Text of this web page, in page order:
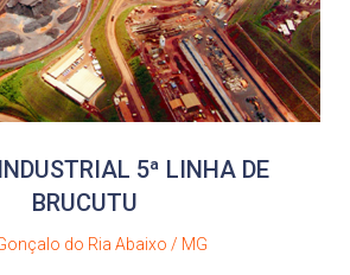
5ª LINHA DE
BRUCUTU
do Ria Abaixo / MG